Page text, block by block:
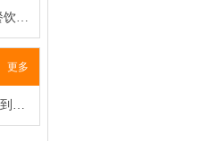
倡议书：厉行勤俭节约 反对餐饮浪费
更多
餐饮企业能从星巴克涨价中学到什么？